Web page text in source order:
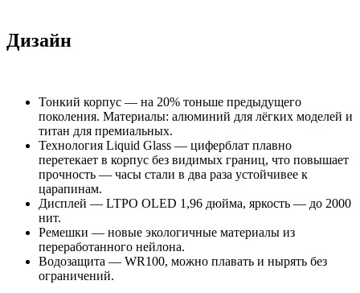
Дизайн
Тонкий корпус — на 20% тоньше предыдущего
поколения. Материалы: алюминий для лёгких моделей и
титан для премиальных.
Технология Liquid Glass — циферблат плавно
перетекает в корпус без видимых границ, что повышает
прочность — часы стали в два раза устойчивее к
царапинам.
Дисплей — LTPO OLED 1,96 дюйма, яркость — до 2000
нит.
Ремешки — новые экологичные материалы из
переработанного нейлона.
Водозащита — WR100, можно плавать и нырять без
ограничений.